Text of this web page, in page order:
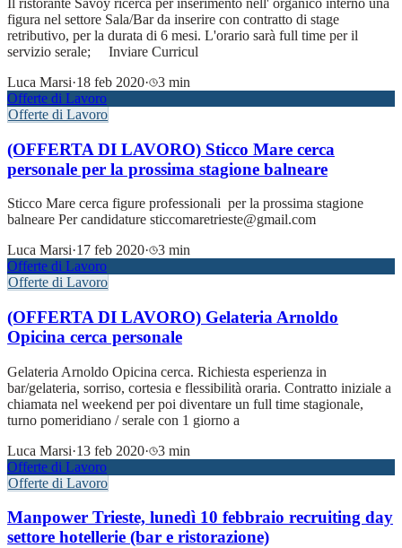
figura nel settore Sala/Bar da inserire con contratto di stage
retributivo, per la durata di 6 mesi. L'orario sarà full time per il
servizio serale; Inviare Curricul
Luca Marsi·18 feb 2020·
3 min
Offerte di Lavoro
Offerte di Lavoro
(OFFERTA DI LAVORO) Sticco Mare cerca
personale per la prossima stagione balneare
Sticco Mare cerca figure professionali per la prossima stagione
balneare Per candidature sticcomaretrieste@gmail.com
Luca Marsi·17 feb 2020·
3 min
Offerte di Lavoro
Offerte di Lavoro
(OFFERTA DI LAVORO) Gelateria Arnoldo
Opicina cerca personale
Gelateria Arnoldo Opicina cerca. Richiesta esperienza in
bar/gelateria, sorriso, cortesia e flessibilità oraria. Contratto iniziale a
chiamata nel weekend per poi diventare un full time stagionale,
turno pomeridiano / serale con 1 giorno a
Luca Marsi·13 feb 2020·
3 min
Offerte di Lavoro
Offerte di Lavoro
Manpower Trieste, lunedì 10 febbraio recruiting day
settore hotellerie (bar e ristorazione)